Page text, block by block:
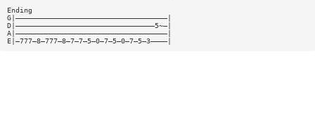
Ending
G|————————————————————————————————————|
D|—————————————————————————————————5~—|
A|————————————————————————————————————|
E|—777—8—777—8—7—7—5—0—7—5—0—7—5—3————|